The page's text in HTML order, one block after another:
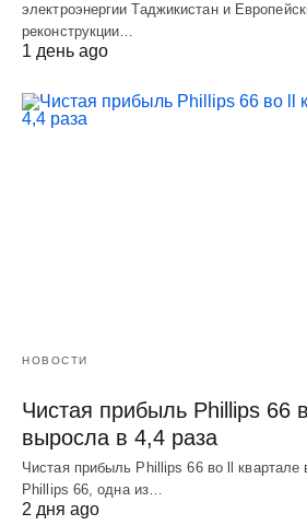
электроэнергии Таджикистан и
реконструкции…
1 день ago
НОВОСТИ
Чистая прибыль Phillips 66
выросла в 4,4 раза
Чистая прибыль Phillips 66 во ll квартале
Phillips 66, одна из…
2 дня ago